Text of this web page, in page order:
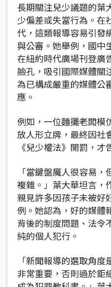
長期關注兒少議題的葉
少偏差或失當行為。在
代，這類報導容易引發
與公審。她舉例，國中
在紐約時代廣場刊登廣
臉孔，吸引國際媒體關
為已構成嚴重的媒體公
應。
例如，一位麵攤老闆模
放人形立牌，最終因社
《兒少權法》開罰，才
「當鍵盤魔人很容易
複雜。」葉大華坦言，
親見許多因孩子未被好
例。她認為，好的媒體
背後的制度問題、法令
純的個人犯行。
「新聞報導的選取角
非常重要，否則過於鉅